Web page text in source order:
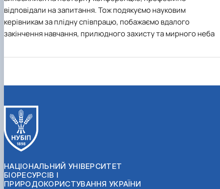
відповідали на запитання. Тож подякуємо науковим
керівникам за плідну співпрацю, побажаємо вдалого
закінчення навчання, прилюдного захисту та мирного неба
НАЦІОНАЛЬНИЙ УНІВЕРСИТЕТ
БІОРЕСУРСІВ І
ПРИРОДОКОРИСТУВАННЯ УКРАЇНИ